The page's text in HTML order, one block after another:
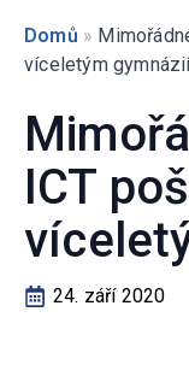
Domů »
víceletým
ICT
24. září 2020